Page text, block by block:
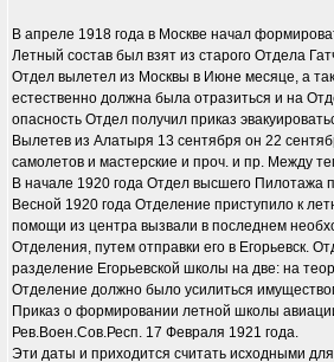
В апреле 1918 года в Москве начал
Летный состав был взят из старого Отдела
Отдел вылетел из Москвы в Июне месяце, а
естественно должна была отразиться и на
опасность Отдел получил приказ
Вылетев из Алатыря 13 сентября он 22
самолетов и мастерские и проч. и пр. Между
В начале 1920 года Отдел высшего Пилотажа
Весной 1920 года Отделение приступило к
помощи из центра вызвали в последнем
Отделения, путем отправки его в Егорьевск.
разделение Егорьевской школы на две: на
Отделение должно было усилиться
Приказ о формировании летной школы
Рев.Воен.Сов.Респ. 17 Февраля 1921 года.
Эти даты и приходится считать исходными